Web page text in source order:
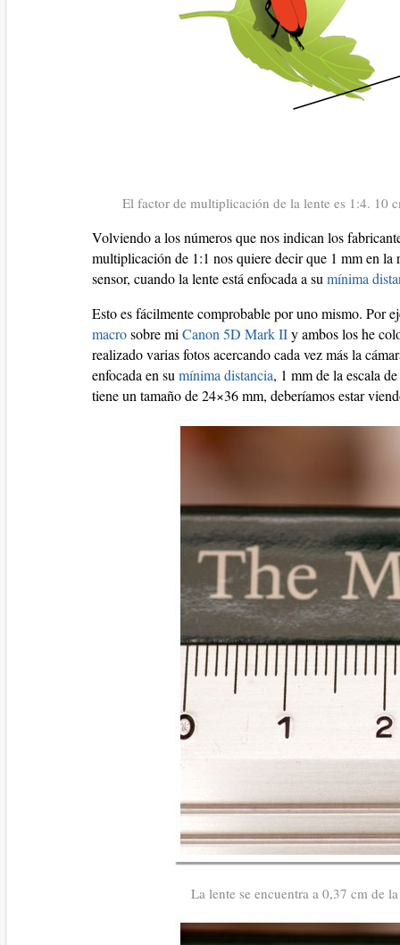
El factor de multiplicación de la lente es 1:4. 10
Volviendo a los números que nos indican los
multiplicación de 1:1 nos quiere decir que 1 mm en la
sensor, cuando la lente está enfocada a su mínima
Esto es fácilmente comprobable por uno mismo. Por
macrosobre mi Canon 5D Mark IIy ambos los he
realizado varias fotos acercando cada vez más la
enfocada en su mínima distancia, 1 mm de la escala
tiene un tamaño de 24×36 mm, deberíamos estar
La lente se encuentra a 0,37 cm de